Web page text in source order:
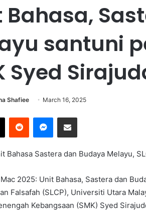
Bahasa,
santuni
Syed
Shafiee March 16, 2025
Bahasa Sastera dan Budaya Melayu,
Mac 2025: Unit Bahasa, Sastera dan
Falsafah (SLCP), Universiti Utara
Kebangsaan (SMK) Syed